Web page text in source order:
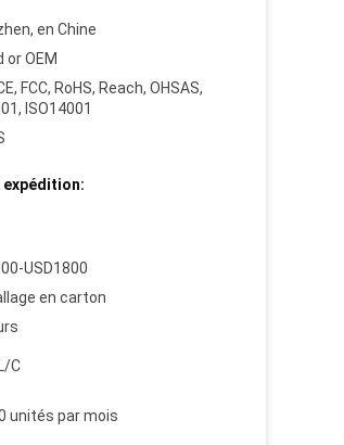
en Chine
or OEM
FCC, RoHS, Reach, OHSAS,
ISO14001
USD1800
en carton
C
unités par mois